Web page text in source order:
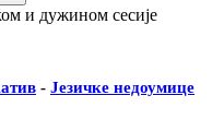
и дужином сесије
- Језичке недоумице